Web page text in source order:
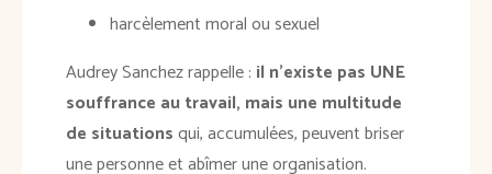
harcèlement moral ou sexuel
Audrey Sanchez rappelle : il n’existe pas UNE
souffrance au travail, mais une multitude
de situationsqui, accumulées, peuvent briser
une personne et abîmer une organisation.